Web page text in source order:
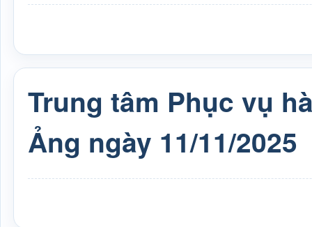
Trung tâm Phục vụ
Ảng ngày 11/11/2025